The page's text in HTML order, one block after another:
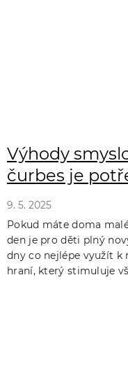
Výhody
čurbes je
9. 5. 2025
Pokud máte doma
den je pro děti plný
dny co nejlépe využít k
hraní, který stimuluje